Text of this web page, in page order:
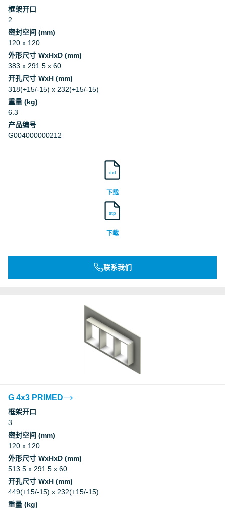
框架开口
2
密封空间 (mm)
120 x 120
外形尺寸 WxHxD (mm)
383 x 291.5 x 60
开孔尺寸 WxH (mm)
318(+15/-15) x 232(+15/-15)
重量 (kg)
6.3
产品编号
G004000000212
dxf
下载
stp
下载
联系我们
G 4x3 PRIMED
框架开口
3
密封空间 (mm)
120 x 120
外形尺寸 WxHxD (mm)
513.5 x 291.5 x 60
开孔尺寸 WxH (mm)
449(+15/-15) x 232(+15/-15)
重量 (kg)